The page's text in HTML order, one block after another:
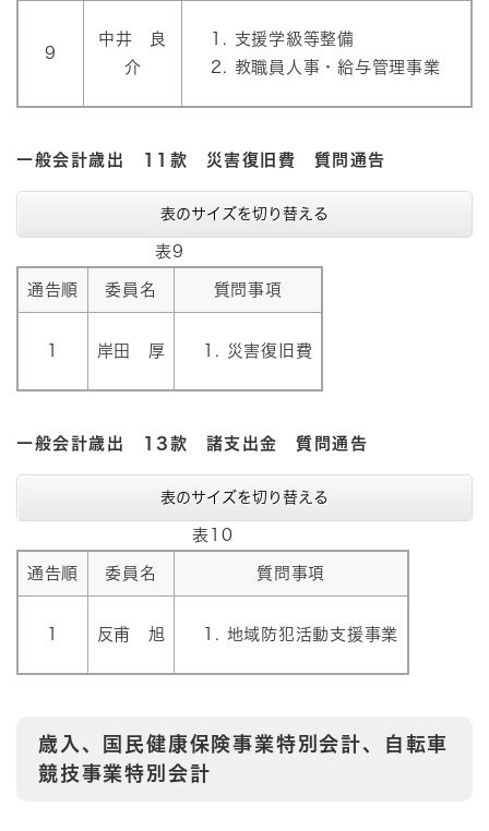
9
中井 良
介
支援学級等整備
教職員人事・給与管理事業
一般会計歳出 11款 災害復旧費 質問通告
表のサイズを切り替える
表9
通告順 委員名 質問事項
岸田 厚 災害復旧費
一般会計歳出 13款 諸支出金 質問通告
表のサイズを切り替える
表10
通告順 委員名 質問事項
反甫 旭 地域防犯活動支援事業
歳入、国民健康保険事業特別会計、自転車
競技事業特別会計